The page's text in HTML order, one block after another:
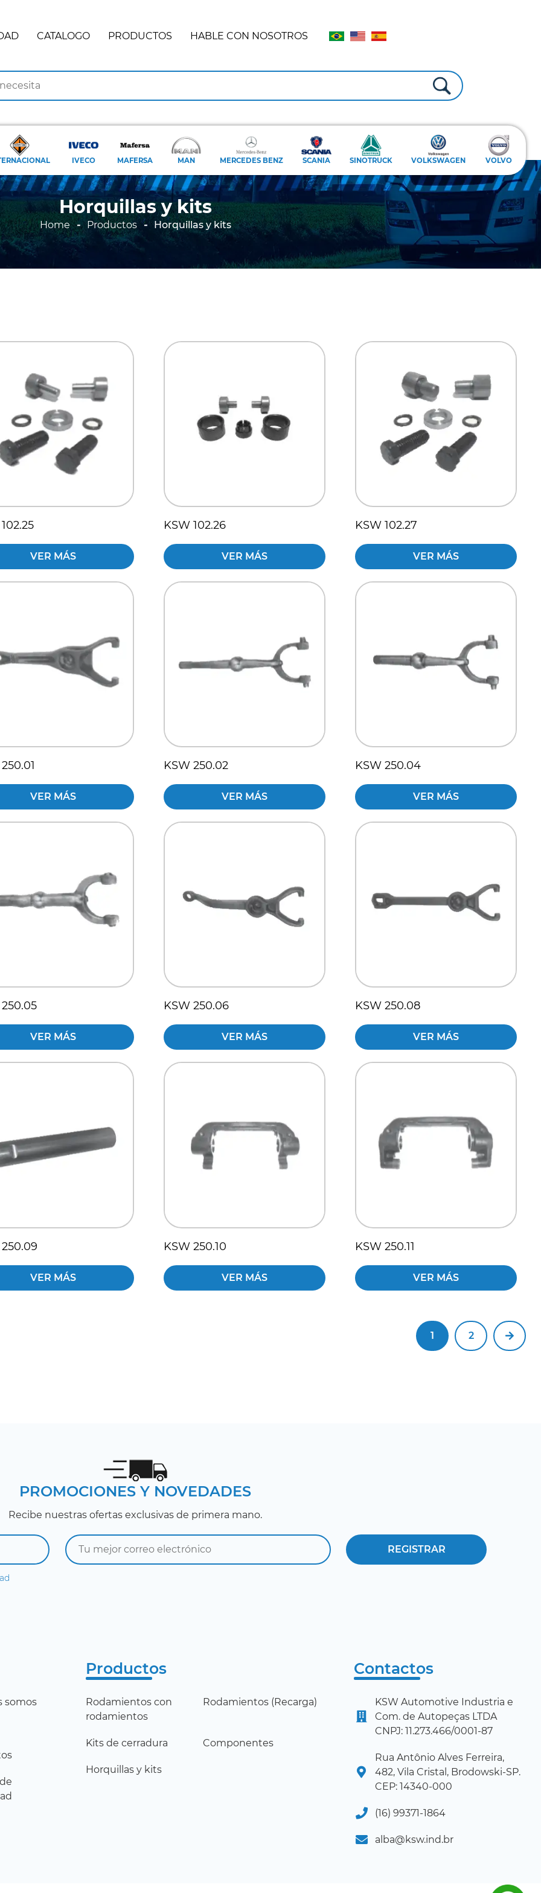
CATALOGO PRODUCTOS HABLE CON NOSOTROS
IVECO MAFERSA MAN MERCEDES BENZ SCANIA SINOTRUCK VOLKSWAGEN VOLVO
Horquillas y kits
Home Productos Horquillas y kits
VER MÁS
KSW 102.26
VER MÁS
KSW 102.27
VER MÁS
VER MÁS
KSW 250.02
VER MÁS
KSW 250.04
VER MÁS
VER MÁS
KSW 250.06
VER MÁS
KSW 250.08
VER MÁS
VER MÁS
KSW 250.10
VER MÁS
KSW 250.11
VER MÁS
1 2
PROMOCIONES Y NOVEDADES
Recibe nuestras ofertas exclusivas de primera mano.
somos
Productos
Rodamientos con
rodamientos
Rodamientos (Recarga)
Kits de cerradura Componentes
Horquillas y kits
Contactos
KSW Automotive Industria e
Com. de Autopeças LTDA
CNPJ: 11.273.466/0001-87
Rua Antônio Alves Ferreira,
482, Vila Cristal, Brodowski-SP.
CEP: 14340-000
(16) 99371-1864
alba@ksw.ind.br